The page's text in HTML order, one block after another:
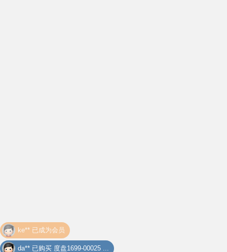
da** 已购买度盘1699-00025 ...
da** 已购买《ガード・ドッ ...